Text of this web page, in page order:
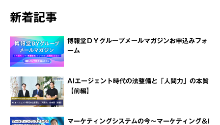
新着記事
博報堂ＤＹグループメールマガジンお申込みフォ
ーム
AIエージェント時代の法整備と「人間力」の本質
【前編】
マーケティングシステムの今～マーケティング＆I